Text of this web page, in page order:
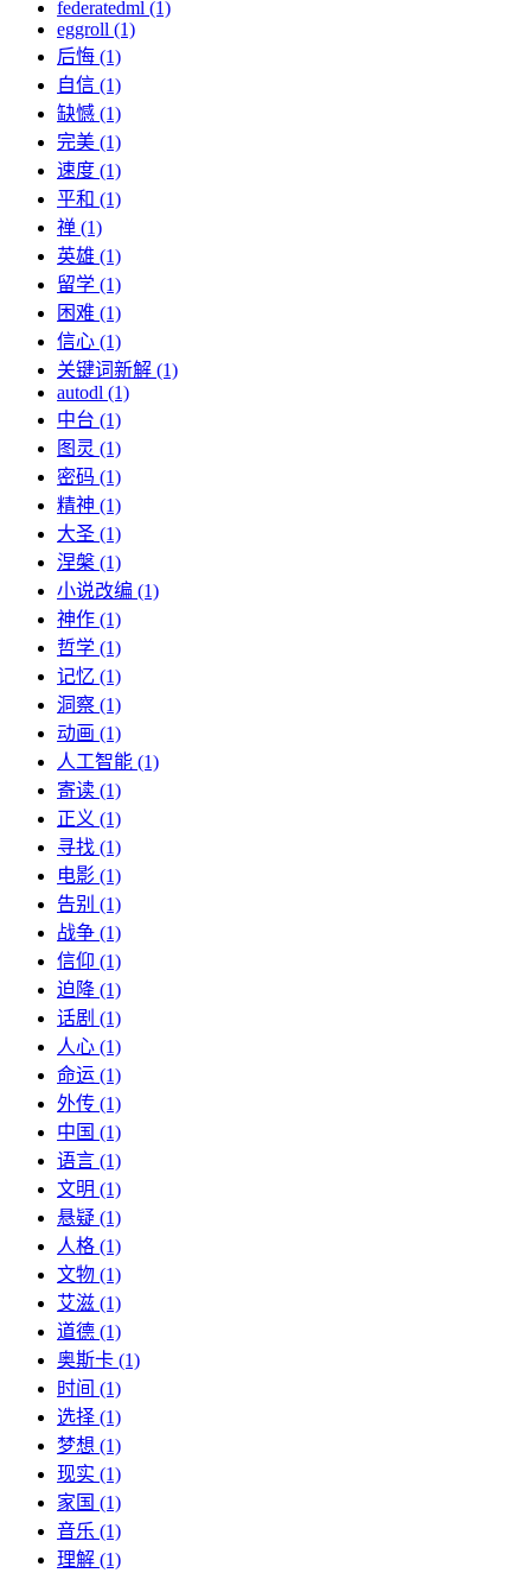
federatedml (1)
eggroll (1)
后悔 (1)
自信 (1)
缺憾 (1)
完美 (1)
速度 (1)
平和 (1)
禅 (1)
英雄 (1)
留学 (1)
困难 (1)
信心 (1)
关键词新解 (1)
autodl (1)
中台 (1)
图灵 (1)
密码 (1)
精神 (1)
大圣 (1)
涅槃 (1)
小说改编 (1)
神作 (1)
哲学 (1)
记忆 (1)
洞察 (1)
动画 (1)
人工智能 (1)
寄读 (1)
正义 (1)
寻找 (1)
电影 (1)
告别 (1)
战争 (1)
信仰 (1)
迫降 (1)
话剧 (1)
人心 (1)
命运 (1)
外传 (1)
中国 (1)
语言 (1)
文明 (1)
悬疑 (1)
人格 (1)
文物 (1)
艾滋 (1)
道德 (1)
奥斯卡 (1)
时间 (1)
选择 (1)
梦想 (1)
现实 (1)
家国 (1)
音乐 (1)
理解 (1)